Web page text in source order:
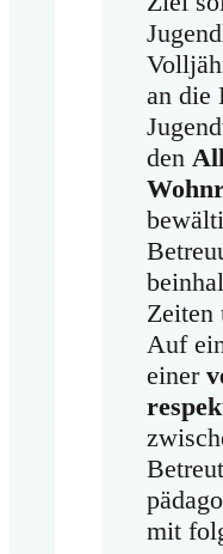
an die
den
Zeiten
Auf
einer
mit